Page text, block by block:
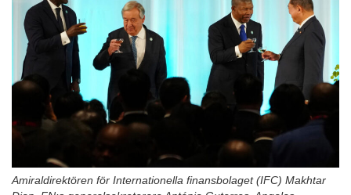
Amiraldirektören för Internationella finansbolaget (IFC) Makhtar